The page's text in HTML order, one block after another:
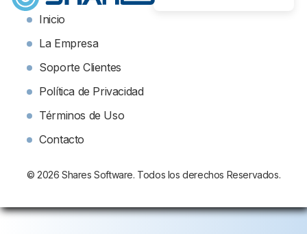
Inicio
La Empresa
Soporte Clientes
Política de Privacidad
Términos de Uso
Contacto
© 2026 Shares Software. Todos los derechos Reservados.